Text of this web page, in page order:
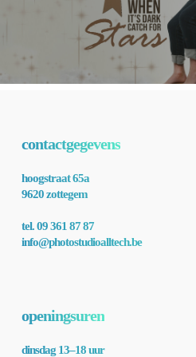
contactgegevens
hoogstraat 65a
9620 zottegem
tel. 09 361 87 87
info@photostudioalltech.be
openingsuren
dinsdag 13–18 uur